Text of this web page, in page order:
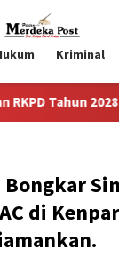
Kriminal
“Dalam Rangka
Bongkar
di